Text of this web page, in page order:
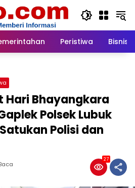
Peristiwa Bisnis
Hari Bhayangkara
Polsek Lubuk
Polisi dan
27